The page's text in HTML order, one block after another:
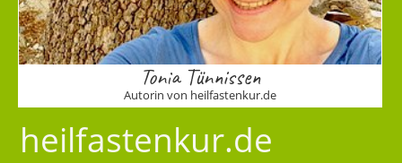
Tonia Tünnissen
Autorin von heilfastenkur.de
heilfastenkur.de